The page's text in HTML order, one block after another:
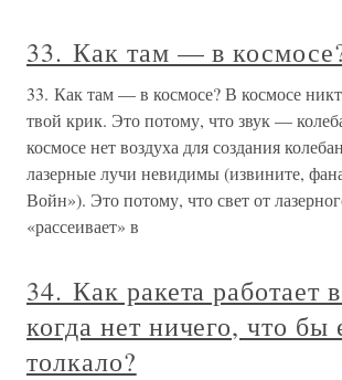
33. Как там — в
33. Как там — в космосе? В космосе
твой крик. Это потому, что звук —
космосе нет воздуха для создания
лазерные лучи невидимы (извините,
Войн»). Это потому, что свет от
«рассеивает» в
34. Как ракета работает
когда нет ничего, что бы
толкало?